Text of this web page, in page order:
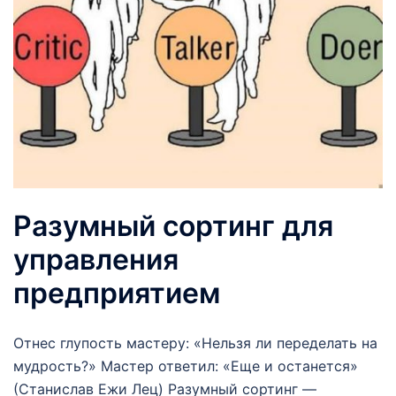
Разумный сортинг для
управления
предприятием
Отнес глупость мастеру: «Нельзя ли переделать на
мудрость?» Мастер ответил: «Еще и останется»
(Станислав Ежи Лец) Разумный сортинг —